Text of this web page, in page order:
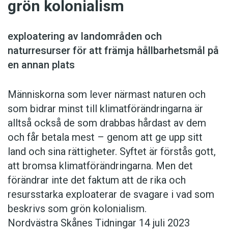
grön kolonialism
exploatering av ­landområden och
naturresurser för att främja hållbarhetsmål på
en annan plats
Människorna som lever närmast naturen och
som bidrar minst till klimatförändringarna är
alltså också de som drabbas hårdast av dem
och får betala mest – genom att ge upp sitt
land och sina rättigheter. Syftet är förstås gott,
att bromsa klimatförändringarna. Men det
förändrar inte det faktum att de rika och
resursstarka exploa­terar de svagare i vad som
beskrivs som grön kolonialism.
Nordvästra Skånes Tidningar 14 juli 2023